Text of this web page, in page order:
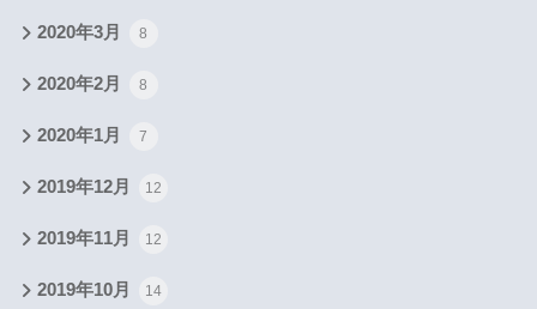
2020年3月 8
2020年2月 8
2020年1月 7
2019年12月 12
2019年11月 12
2019年10月 14